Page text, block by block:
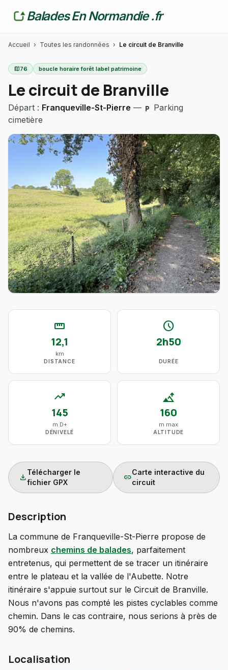
Balades En Normandie .fr
Accueil › Toutes les randonnées › Le circuit de Branville
map76 boucle horaire forêt label patrimoine
Le circuit de Branville
Départ : Franqueville-St-Pierre — local_parking
Parking
cimetière
straighten
12,1
km
DISTANCE
schedule
2h50
DURÉE
trending_up
145
m D+
DÉNIVELÉ
altitude
160
m max
ALTITUDE
download
Télécharger le
fichier GPX
link
Carte interactive du
circuit
Description
La commune de Franqueville-St-Pierre propose de
nombreux chemins de balades, parfaitement
entretenus, qui permettent de se tracer un itinéraire
entre le plateau et la vallée de l'Aubette. Notre
itinéraire s'appuie surtout sur le Circuit de Branville.
Nous n'avons pas compté les pistes cyclables comme
chemin. Dans le cas contraire, nous serions à près de
90% de chemins.
Localisation